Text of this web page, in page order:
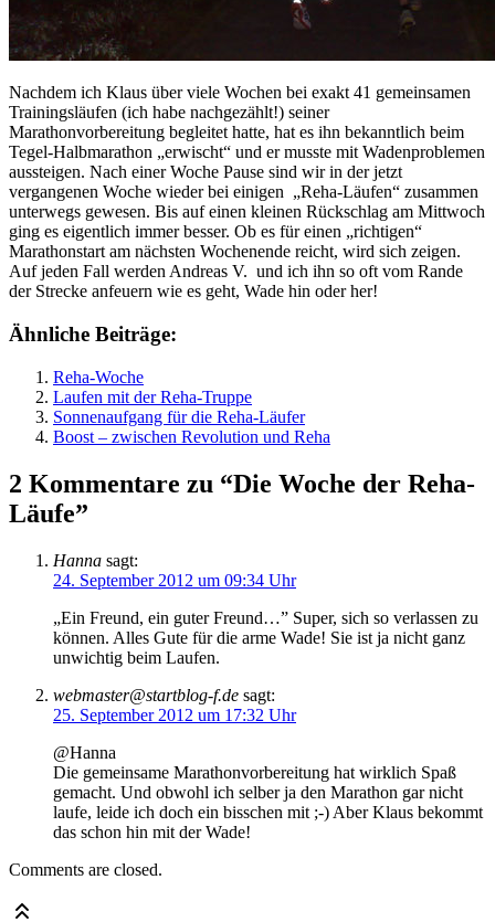
Nachdem ich Klaus über viele Wochen bei exakt 41 gemeinsamen
Trainingsläufen (ich habe nachgezählt!) seiner
Marathonvorbereitung begleitet hatte, hat es ihn bekanntlich beim
Tegel-Halbmarathon „erwischt“ und er musste mit Wadenproblemen
aussteigen. Nach einer Woche Pause sind wir in der jetzt
vergangenen Woche wieder bei einigen „Reha-Läufen“ zusammen
unterwegs gewesen. Bis auf einen kleinen Rückschlag am Mittwoch
ging es eigentlich immer besser. Ob es für einen „richtigen“
Marathonstart am nächsten Wochenende reicht, wird sich zeigen.
Auf jeden Fall werden Andreas V. und ich ihn so oft vom Rande
der Strecke anfeuern wie es geht, Wade hin oder her!
Ähnliche Beiträge:
Reha-Woche
Laufen mit der Reha-Truppe
Sonnenaufgang für die Reha-Läufer
Boost – zwischen Revolution und Reha
2 Kommentare zu “Die Woche der Reha-
Läufe”
Hanna sagt:
24. September 2012 um 09:34 Uhr
„Ein Freund, ein guter Freund…” Super, sich so verlassen zu
können. Alles Gute für die arme Wade! Sie ist ja nicht ganz
unwichtig beim Laufen.
webmaster@startblog-f.de sagt:
25. September 2012 um 17:32 Uhr
@Hanna
Die gemeinsame Marathonvorbereitung hat wirklich Spaß
gemacht. Und obwohl ich selber ja den Marathon gar nicht
laufe, leide ich doch ein bisschen mit ;-) Aber Klaus bekommt
das schon hin mit der Wade!
Comments are closed.